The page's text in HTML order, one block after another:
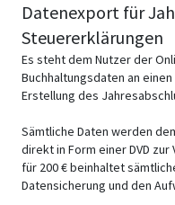
Datenexport für
Steuererklärungen
Es steht dem Nutzer der
Buchhaltungsdaten an
Erstellung des
Sämtliche Daten werden
direkt in Form einer DVD
für 200 € beinhaltet
Datensicherung und den